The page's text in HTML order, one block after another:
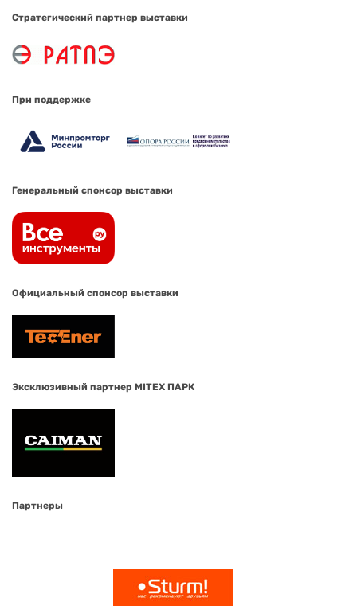
Стратегический партнер выставки
При поддержке
Генеральный спонсор выставки
Официальный спонсор выставки
Эксклюзивный партнер MITEX ПАРК
Партнеры